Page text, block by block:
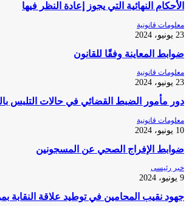
الأحكام النهائية التي يجوز إعادة النظر فيها
معلومات قانونية
23 يونيو، 2024
ضوابط المعاينة وفقًا للقانون
معلومات قانونية
23 يونيو، 2024
دور مأمور الضبط القضائي في حالات التلبس
معلومات قانونية
10 يونيو، 2024
ضوابط الإفراج الصحي عن المسجونين
خبر رئيسى
9 يونيو، 2024
جهود نقيب المحامين في توطيد علاقة النقابة